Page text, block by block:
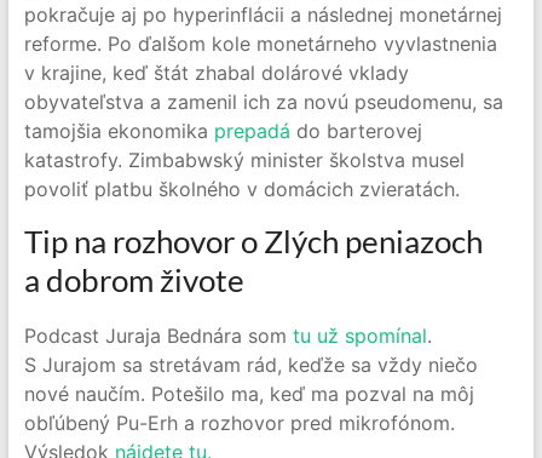
pokračuje aj po hyperinflácii a následnej monetárnej
reforme. Po ďalšom kole monetárneho vyvlastnenia
v krajine, keď štát zhabal dolárové vklady
obyvateľstva a zamenil ich za novú pseudomenu, sa
tamojšia ekonomika prepadá do barterovej
katastrofy. Zimbabwský minister školstva musel
povoliť platbu školného v domácich zvieratách.
Tip na rozhovor o Zlých peniazoch
a dobrom živote
Podcast Juraja Bednára som tu už spomínal.
S Jurajom sa stretávam rád, keďže sa vždy niečo
nové naučím. Potešilo ma, keď ma pozval na môj
obľúbený Pu-Erh a rozhovor pred mikrofónom.
Výsledok nájdete tu.